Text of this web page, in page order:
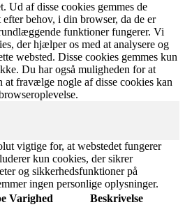
Ud af disse cookies gemmes de
behov, i din browser, da de er
funktioner fungerer. Vi
der hjælper os med at analysere og
websted. Disse cookies gemmes kun
Du har også muligheden for at
fravælge nogle af disse cookies kan
vigtige for, at webstedet fungerer
kun cookies, der sikrer
og sikkerhedsfunktioner på
ingen personlige oplysninger.
Varighed Beskrivelse